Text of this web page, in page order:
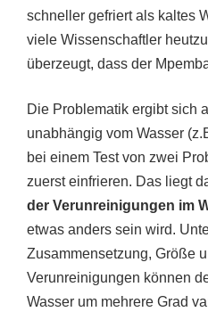
schneller gefriert als kaltes
viele Wissenschaftler
überzeugt, dass der
Die Problematik ergibt sich
unabhängig vom Wasser
bei einem Test von zwei
zuerst einfrieren. Das liegt
der Verunreinigungen im
etwas anders sein wird.
Zusammensetzung, Größe
Verunreinigungen können
Wasser um mehrere Grad